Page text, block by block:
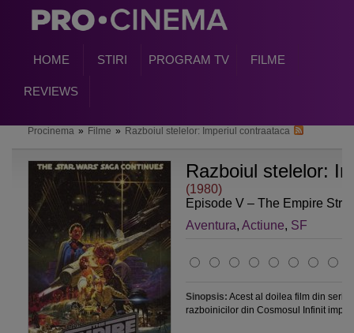
HOME STIRI PROGRAM TV FILME
REVIEWS
Procinema » Filme » Razboiul stelelor: Imperiul contraataca
Razboiul stelelor:
(1980)
Episode V – The Empire
Aventura, Actiune, SF
Sinopsis: Acest al doilea film din
razboinicilor din Cosmosul Infinit